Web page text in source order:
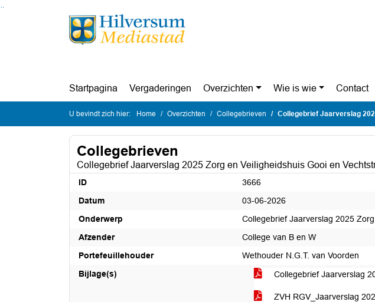
Ga naar de inhoud van deze pagina
Ga naar het zoeken
Ga naar het menu
Startpagina Vergaderingen Overzichten Wie is wie Contact
U bevindt zich hier: Home Overzichten Collegebrieven Collegebrief Jaarverslag 2025 Zorg
Collegebrieven
Collegebrief Jaarverslag 2025 Zorg en Veiligheidshuis Gooi en
ID
3666
Datum
03-06-2026
Onderwerp
Collegebrief Jaarverslag 2025
Afzender
College van B en W
Portefeuillehouder
Wethouder N.G.T. van Voorden
Bijlage(s)
Collegebrief Jaarverslag
ZVH RGV_Jaarverslag